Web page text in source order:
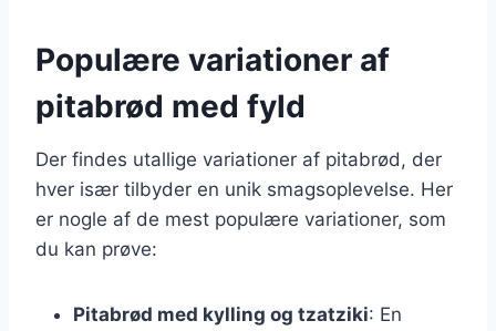
Populære variationer af
pitabrød med fyld
Der findes utallige variationer af pitabrød, der
hver især tilbyder en unik smagsoplevelse. Her
er nogle af de mest populære variationer, som
du kan prøve:
Pitabrød med kylling og tzatziki: En